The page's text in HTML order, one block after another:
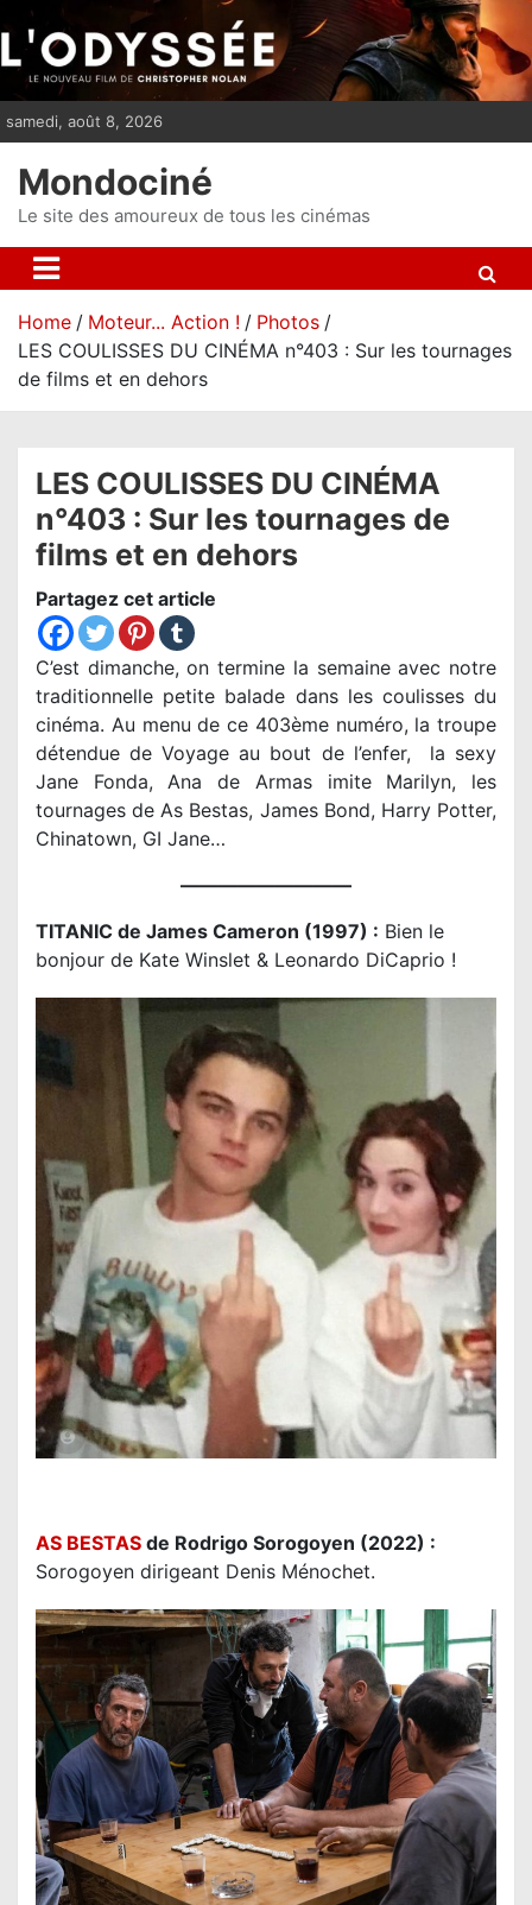
i
p
n
samedi, août 8, 2026
Mondociné
Le site des amoureux de tous les cinémas
Home Moteur... Action !
Photos
LES COULISSES DU CINÉMA n°403 : Sur les tournages
de films et en dehors
LES COULISSES DU CINÉMA
n°403 : Sur les tournages de
films et en dehors
Partagez cet article
C’est dimanche, on termine la semaine avec notre
traditionnelle petite balade dans les coulisses du
cinéma. Au menu de ce 403ème numéro, la troupe
détendue de Voyage au bout de l’enfer, la sexy
Jane Fonda, Ana de Armas imite Marilyn, les
tournages de As Bestas, James Bond, Harry Potter,
Chinatown, GI Jane…
—————————
TITANIC de James Cameron (1997) : Bien le
bonjour de Kate Winslet & Leonardo DiCaprio !
AS BESTAS de Rodrigo Sorogoyen (2022) :
Sorogoyen dirigeant Denis Ménochet.